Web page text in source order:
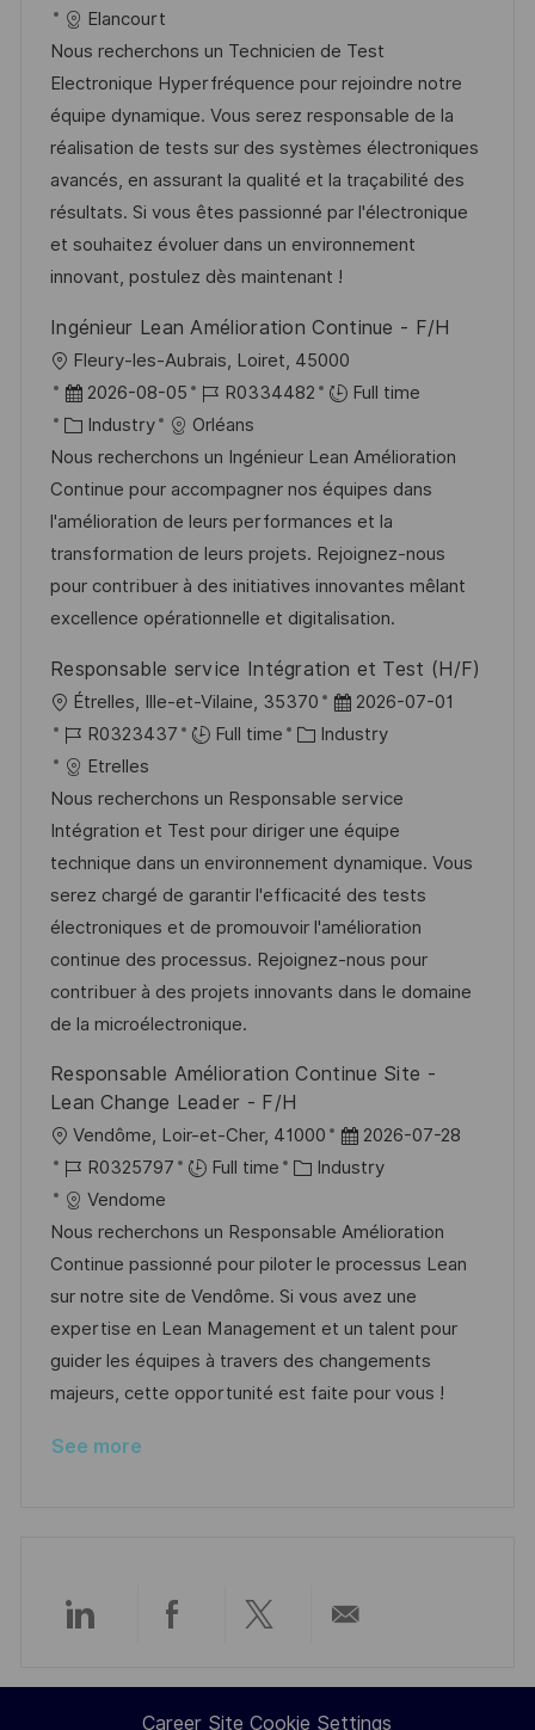
c
a
t
i
o
n
t
e
d
D
a
t
e
o
b
I
d
t
e
g
o
r
y
Elancourt
Nous recherchons un Technicien de Test
Electronique Hyperfréquence pour rejoindre notre
équipe dynamique. Vous serez responsable de la
réalisation de tests sur des systèmes électroniques
avancés, en assurant la qualité et la traçabilité des
résultats. Si vous êtes passionné par l'électronique
et souhaitez évoluer dans un environnement
innovant, postulez dès maintenant !
Ingénieur Lean Amélioration Continue - F/H
L
o
c
a
t
i
o
n
Fleury-les-Aubrais, Loiret, 45000
P
o
s
t
e
d
D
a
e
2026-08-05
J
o
b
I
d
R0334482
Full time
C
a
t
e
g
o
r
Industry
Orléans
Nous recherchons un Ingénieur Lean Amélioration
Continue pour accompagner nos équipes dans
l'amélioration de leurs performances et la
transformation de leurs projets. Rejoignez-nous
pour contribuer à des initiatives innovantes mêlant
excellence opérationnelle et digitalisation.
Responsable service Intégration et Test (H/F)
L
o
c
a
t
i
o
n
Étrelles, Ille-et-Vilaine, 35370
P
o
t
e
d
D
a
t
e
2026-07-01
J
o
b
I
d
R0323437 Full time
C
t
e
g
o
r
y
Industry
Etrelles
Nous recherchons un Responsable service
Intégration et Test pour diriger une équipe
technique dans un environnement dynamique. Vous
serez chargé de garantir l'efficacité des tests
électroniques et de promouvoir l'amélioration
continue des processus. Rejoignez-nous pour
contribuer à des projets innovants dans le domaine
de la microélectronique.
Responsable Amélioration Continue Site -
Lean Change Leader - F/H
L
o
c
a
t
i
o
n
Vendôme, Loir-et-Cher, 41000
P
o
t
e
d
D
a
t
2026-07-28
J
o
b
I
d
R0325797 Full time
C
t
e
g
o
r
y
Industry
Vendome
Nous recherchons un Responsable Amélioration
Continue passionné pour piloter le processus Lean
sur notre site de Vendôme. Si vous avez une
expertise en Lean Management et un talent pour
guider les équipes à travers des changements
majeurs, cette opportunité est faite pour vous !
See more
Share
via
Share
via
Share
via
via
Career Site Cookie Settings